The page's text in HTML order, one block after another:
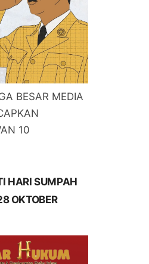
BESAR MEDIA
10
HARI SUMPAH
OKTOBER